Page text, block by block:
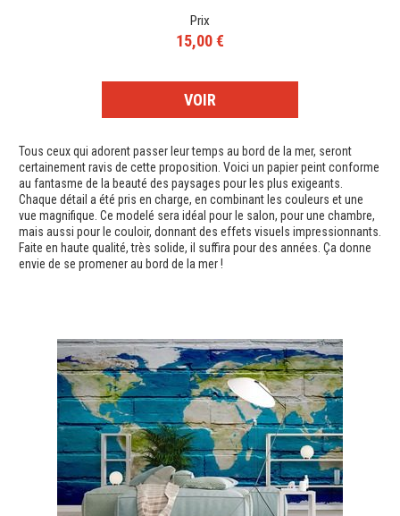
Prix
15,00 €
VOIR
Tous ceux qui adorent passer leur temps au bord de la mer, seront
certainement ravis de cette proposition. Voici un papier peint conforme
au fantasme de la beauté des paysages pour les plus exigeants.
Chaque détail a été pris en charge, en combinant les couleurs et une
vue magnifique. Ce modelé sera idéal pour le salon, pour une chambre,
mais aussi pour le couloir, donnant des effets visuels impressionnants.
Faite en haute qualité, très solide, il suffira pour des années. Ça donne
envie de se promener au bord de la mer !